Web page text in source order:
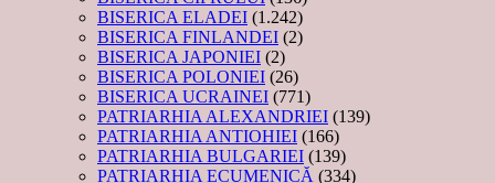
BISERICA ELADEI (1.242)
BISERICA FINLANDEI (2)
BISERICA JAPONIEI (2)
BISERICA POLONIEI (26)
BISERICA UCRAINEI (771)
PATRIARHIA ALEXANDRIEI (139)
PATRIARHIA ANTIOHIEI (166)
PATRIARHIA BULGARIEI (139)
PATRIARHIA ECUMENICĂ (334)